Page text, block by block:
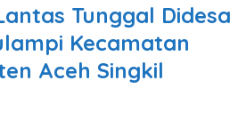
Tunggal Didesa
Kecamatan
Aceh Singkil